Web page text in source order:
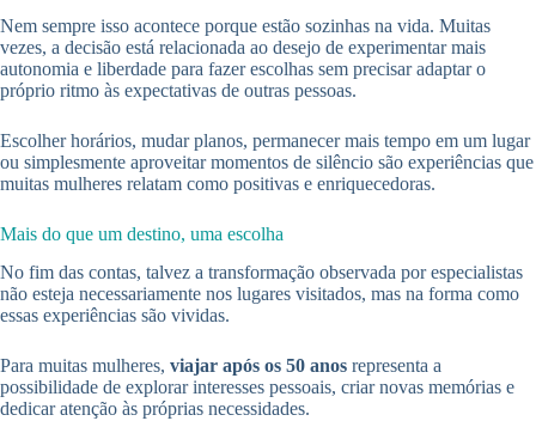
Nem sempre isso acontece porque estão sozinhas na vida. Muitas
vezes, a decisão está relacionada ao desejo de experimentar mais
autonomia e liberdade para fazer escolhas sem precisar adaptar o
próprio ritmo às expectativas de outras pessoas.
Escolher horários, mudar planos, permanecer mais tempo em um lugar
ou simplesmente aproveitar momentos de silêncio são experiências que
muitas mulheres relatam como positivas e enriquecedoras.
Mais do que um destino, uma escolha
No fim das contas, talvez a transformação observada por especialistas
não esteja necessariamente nos lugares visitados, mas na forma como
essas experiências são vividas.
Para muitas mulheres, viajar após os 50 anos representa a
possibilidade de explorar interesses pessoais, criar novas memórias e
dedicar atenção às próprias necessidades.